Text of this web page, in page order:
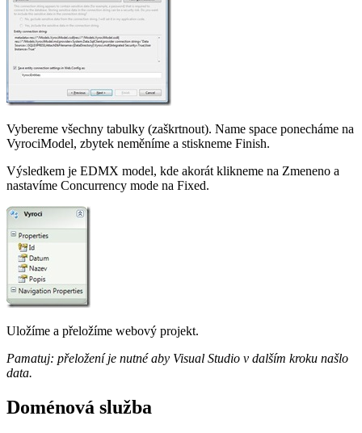
Vybereme všechny tabulky (zaškrtnout). Name space ponecháme na
VyrociModel, zbytek neměníme a stiskneme Finish.
Výsledkem je EDMX model, kde akorát klikneme na Zmeneno a
nastavíme Concurrency mode na Fixed.
Uložíme a přeložíme webový projekt.
Pamatuj: přeložení je nutné aby Visual Studio v dalším kroku našlo
data.
Doménová služba